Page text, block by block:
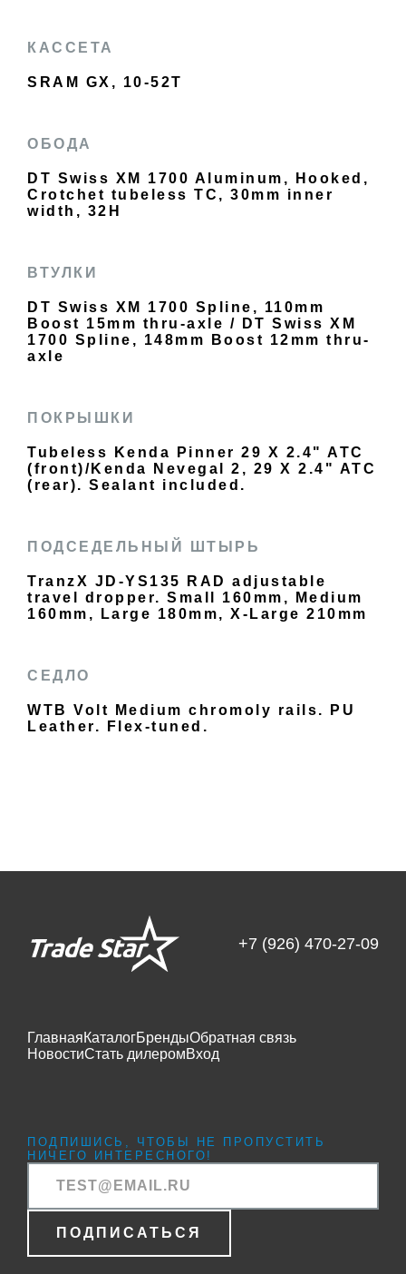
КАССЕТА
SRAM GX, 10-52T
ОБОДА
DT Swiss XM 1700 Aluminum, Hooked,
Crotchet tubeless TC, 30mm inner
width, 32H
ВТУЛКИ
DT Swiss XM 1700 Spline, 110mm
Boost 15mm thru-axle / DT Swiss XM
1700 Spline, 148mm Boost 12mm thru-
axle
ПОКРЫШКИ
Tubeless Kenda Pinner 29 X 2.4" ATC
(front)/Kenda Nevegal 2, 29 X 2.4" ATC
(rear). Sealant included.
ПОДСЕДЕЛЬНЫЙ ШТЫРЬ
TranzX JD-YS135 RAD adjustable
travel dropper. Small 160mm, Medium
160mm, Large 180mm, X-Large 210mm
СЕДЛО
WTB Volt Medium chromoly rails. PU
Leather. Flex-tuned.
+7 (926) 470-27-09
ГлавнаяКаталогБрендыОбратная связь
НовостиСтать дилеромВход
ПОДПИШИСЬ, ЧТОБЫ НЕ ПРОПУСТИТЬ
НИЧЕГО ИНТЕРЕСНОГО!
ПОДПИСАТЬСЯ